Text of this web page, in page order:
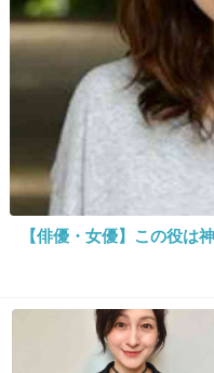
風呂上がり身体拭く前に
めちゃめちゃ保湿される
18. 匿名
10代ですが、スキ
のやつ使ってます
ない....ヒリヒリし
トの子とかメイク
【俳優・女優】この役は